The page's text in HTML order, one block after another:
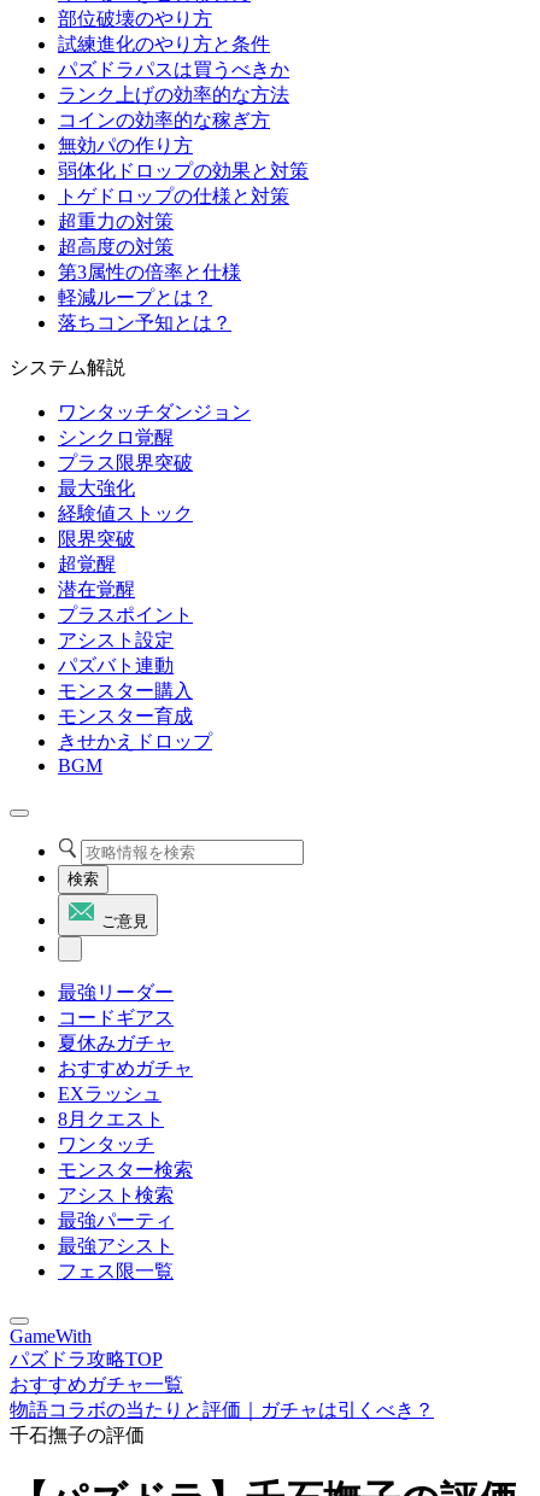
部位破壊のやり方
試練進化のやり方と条件
パズドラパスは買うべきか
ランク上げの効率的な方法
コインの効率的な稼ぎ方
無効パの作り方
弱体化ドロップの効果と対策
トゲドロップの仕様と対策
超重力の対策
超高度の対策
第3属性の倍率と仕様
軽減ループとは？
落ちコン予知とは？
システム解説
ワンタッチダンジョン
シンクロ覚醒
プラス限界突破
最大強化
経験値ストック
限界突破
超覚醒
潜在覚醒
プラスポイント
アシスト設定
パズバト連動
モンスター購入
モンスター育成
きせかえドロップ
BGM
検索
ご意見
最強リーダー
コードギアス
夏休みガチャ
おすすめガチャ
EXラッシュ
8月クエスト
ワンタッチ
モンスター検索
アシスト検索
最強パーティ
最強アシスト
フェス限一覧
GameWith
パズドラ攻略TOP
おすすめガチャ一覧
物語コラボの当たりと評価｜ガチャは引くべき？
千石撫子の評価